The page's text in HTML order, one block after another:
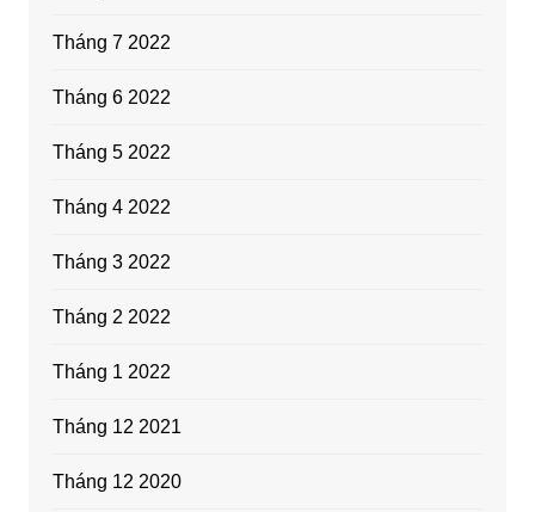
Tháng 7 2022
Tháng 6 2022
Tháng 5 2022
Tháng 4 2022
Tháng 3 2022
Tháng 2 2022
Tháng 1 2022
Tháng 12 2021
Tháng 12 2020